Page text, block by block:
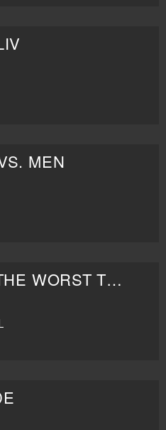
MEN
WHAT'S THE WORST THAT COULD HAPPEN?